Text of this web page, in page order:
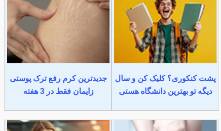
پشت کنکوری؟ کلیک کن و سال
دیگه تو بهترین دانشگاه هستی
جدیدترین کرم رفع ترک پوستی
زایمان فقط در 3 هفته